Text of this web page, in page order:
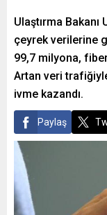
Ulaştırma Bakanı
çeyrek verilerine
99,7 milyona,
Artan veri
ivme kazandı.
Paylaş